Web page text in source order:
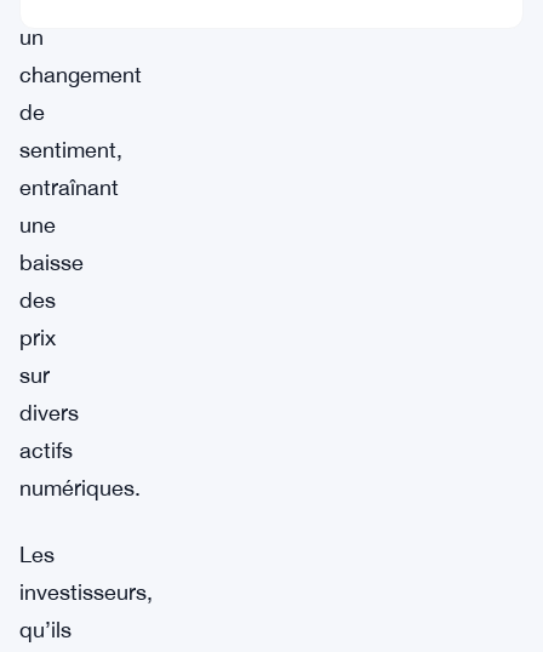
un
changement
de
sentiment,
entraînant
une
baisse
des
prix
sur
divers
actifs
numériques.
Les
investisseurs,
qu’ils